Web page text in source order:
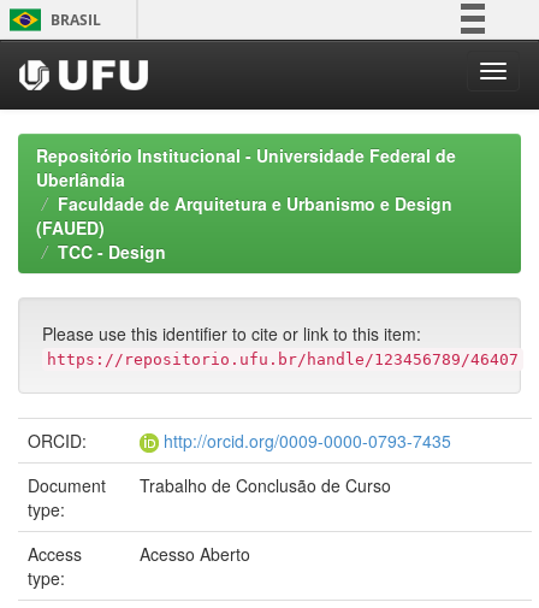
Skip
navigation
BRASIL
Participe
Acesso à informação
Legislação
Repositório Institucional - Universidade Federal de
Uberlândia
Faculdade de Arquitetura e Urbanismo e Design
(FAUED)
TCC - Design
Please use this identifier to cite or link to this item:
https://repositorio.ufu.br/handle/123456789/46407
ORCID:
http://orcid.org/0009-0000-0793-7435
Document
type:
Trabalho de Conclusão de Curso
Access
type:
Acesso Aberto